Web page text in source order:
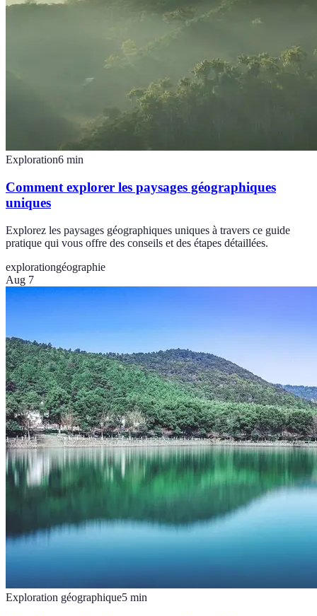
Exploration6 min
Comment explorer les paysages géographiques
uniques
Explorez les paysages géographiques uniques à travers ce guide
pratique qui vous offre des conseils et des étapes détaillées.
explorationgéographie
Aug 7
Exploration géographique5 min